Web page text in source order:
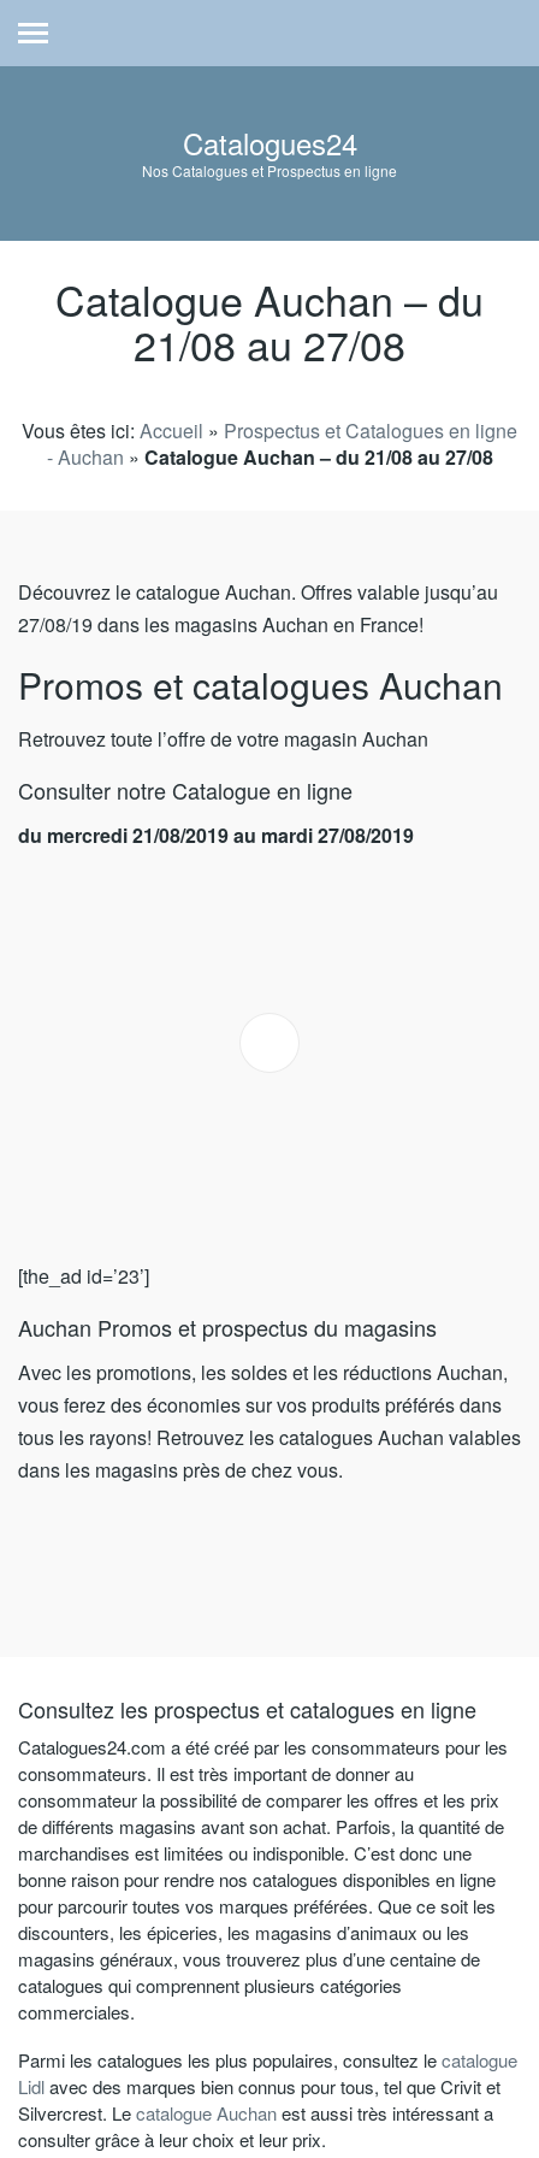
Catalogues24
Nos Catalogues et Prospectus en ligne
Catalogue Auchan – du
21/08 au 27/08
Vous êtes ici: Accueil » Prospectus et Catalogues en ligne
- Auchan » Catalogue Auchan – du 21/08 au 27/08
Découvrez le catalogue Auchan. Offres valable jusqu’au
27/08/19 dans les magasins Auchan en France!
Promos et catalogues Auchan
Retrouvez toute l’offre de votre magasin Auchan
Consulter notre Catalogue en ligne
du mercredi 21/08/2019 au mardi 27/08/2019
[the_ad id=’23’]
Auchan Promos et prospectus du magasins
Avec les promotions, les soldes et les réductions Auchan,
vous ferez des économies sur vos produits préférés dans
tous les rayons! Retrouvez les catalogues Auchan valables
dans les magasins près de chez vous.
Consultez les prospectus et catalogues en ligne
Catalogues24.com a été créé par les consommateurs pour les
consommateurs. Il est très important de donner au
consommateur la possibilité de comparer les offres et les prix
de différents magasins avant son achat. Parfois, la quantité de
marchandises est limitées ou indisponible. C’est donc une
bonne raison pour rendre nos catalogues disponibles en ligne
pour parcourir toutes vos marques préférées. Que ce soit les
discounters, les épiceries, les magasins d’animaux ou les
magasins généraux, vous trouverez plus d’une centaine de
catalogues qui comprennent plusieurs catégories
commerciales.
Parmi les catalogues les plus populaires, consultez lecatalogue
Lidlavec des marques bien connus pour tous, tel que Crivit et
Silvercrest. Lecatalogue Auchanest aussi très intéressant a
consulter grâce à leur choix et leur prix.